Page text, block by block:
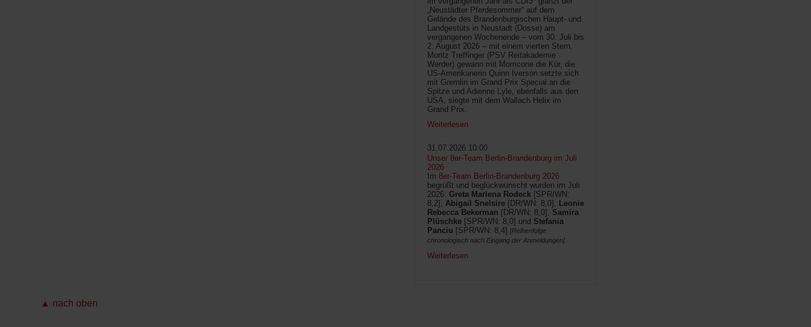
„Neustädter Pferdesommer“ auf dem
Gelände des Brandenburgischen Haupt- und
Landgestüts in Neustadt (Dosse) am
vergangenen Wochenende – vom 30. Juli bis
2. August 2026 – mit einem vierten Stern.
Moritz Treffinger (PSV Reitakademie
Werder) gewann mit Morricone die Kür, die
US-Amerikanerin Quinn Iverson setzte sich
mit Gremlin im Grand Prix Special an die
Spitze und Adienne Lyle, ebenfalls aus den
USA, siegte mit dem Wallach Helix im
Grand Prix.
Weiterlesen
31.07.2026 10:00
Unser 8er-Team Berlin-Brandenburg im Juli
2026
Im 8er-Team Berlin-Brandenburg 2026
begrüßt und beglückwünscht wurden im Juli
2026: Greta Marlena Rodeck [SPR/WN:
8,2], Abigail Snelsire [DR/WN: 8,0], Leonie
Rebecca Bekerman [DR/WN: 8,0], Samira
Plüschke [SPR/WN: 8,0] und Stefania
Panciu [SPR/WN: 8,4] [Reihenfolge
chronologisch nach Eingang der Anmeldungen].
Weiterlesen
▲ nach oben